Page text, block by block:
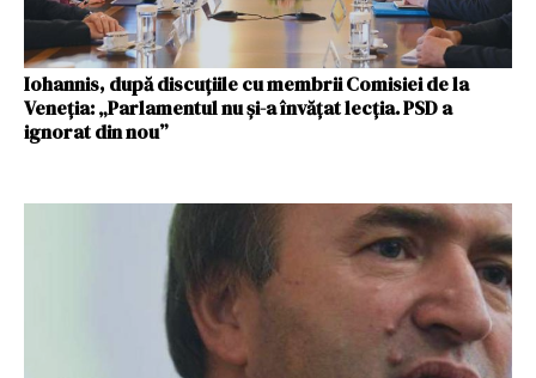
Iohannis, după discuțiile cu membrii Comisiei de la
Veneția: „Parlamentul nu și-a învățat lecția. PSD a
ignorat din nou”